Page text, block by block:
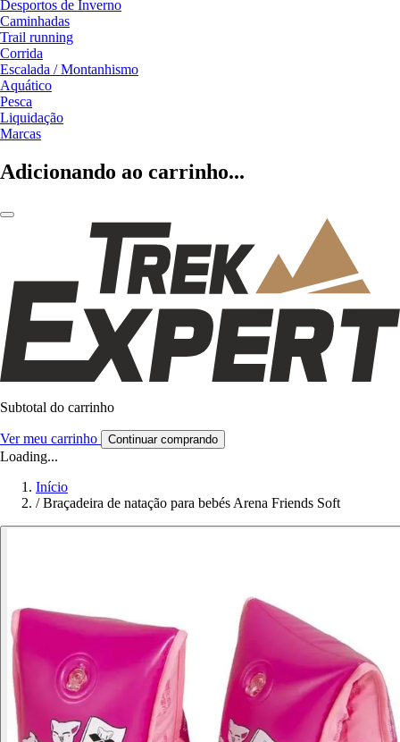
Desportos de Inverno
Caminhadas
Trail running
Corrida
Escalada / Montanhismo
Aquático
Pesca
Liquidação
Marcas
Adicionando ao carrinho...
Subtotal do carrinho
Ver meu carrinho Continuar comprando
Loading...
Início
/ Braçadeira de natação para bebés Arena Friends Soft